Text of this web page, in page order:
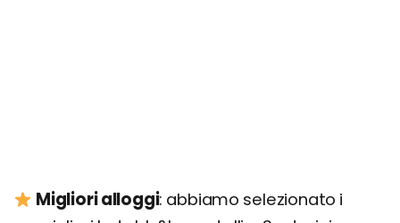
Migliori alloggi: abbiamo selezionato i